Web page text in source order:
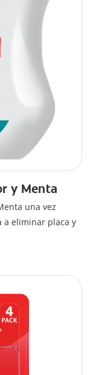
y Menta
una vez
a eliminar placa y